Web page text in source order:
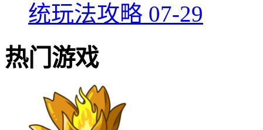
统玩法攻略 07-29
热门游戏